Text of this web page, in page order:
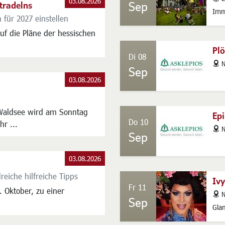
für 2027 einstellen
die Pläne der hessischen
wird am Sonntag
...
03.08.2026
hilfreiche Tipps
Oktober, zu einer
03.08.2026
Sep
Di 08
Sep
Do 10
Sep
Fr 11
Sep